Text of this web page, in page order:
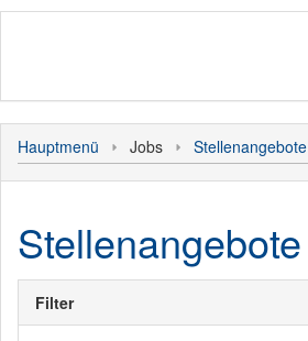
Jobs
Stellenangebote
Login
Kunde
Personal
Hauptmenü
Hauptmenü Jobs Stellenangebote
Stellenangebote
Filter